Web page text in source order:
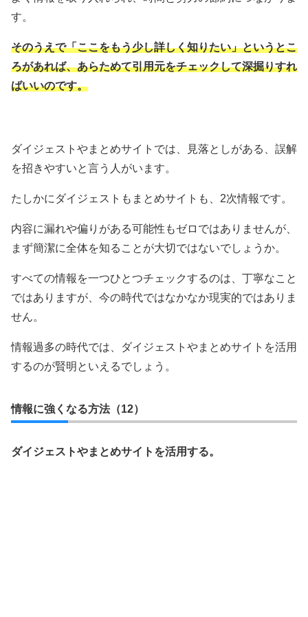
す。
そのうえで「ここをもう少し詳しく知りたい」というとこ
ろがあれば、あらためて引用元をチェックして深掘りすれ
ばいいのです。
ダイジェストやまとめサイトでは、見落としがある、誤解
を招きやすいと言う人がいます。
たしかにダイジェストもまとめサイトも、2次情報です。
内容に漏れや偏りがある可能性もゼロではありませんが、
まず簡潔に全体を知ることが大切ではないでしょうか。
すべての情報を一つひとつチェックするのは、丁寧なこと
ではありますが、今の時代ではなかなか現実的ではありま
せん。
情報過多の時代では、ダイジェストやまとめサイトを活用
するのが賢明といえるでしょう。
情報に強くなる方法（12）
ダイジェストやまとめサイトを活用する。